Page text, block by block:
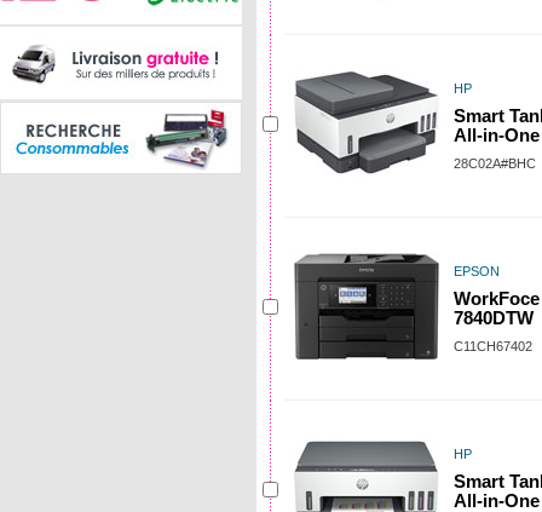
HP
Smart
All-in-One
28C02A#BHC
EPSON
WorkFoce
7840DTW
C11CH67402
HP
Smart
All-in-One